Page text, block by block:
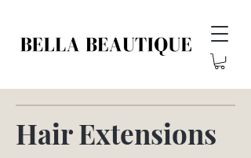
Hair Extensions